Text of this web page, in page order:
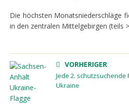
Die höchsten Monatsniederschläge
in den zentralen Mittelgebirgen (teils
VORHERIGER
Jede 2.
Ukraine